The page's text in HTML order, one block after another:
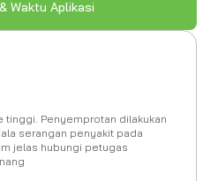
Waktu Aplikasi
tinggi. Penyemprotan dilakukan
serangan penyakit pada
jelas hubungi petugas